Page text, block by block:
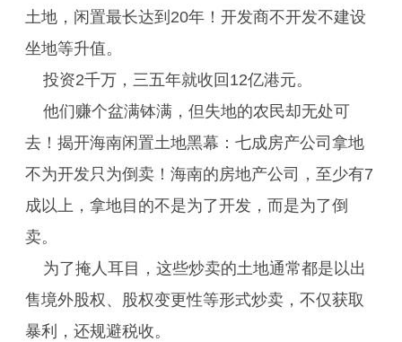
土地，闲置最长达到20年！开发商不开发不建设
坐地等升值。
投资2千万，三五年就收回12亿港元。
他们赚个盆满钵满，但失地的农民却无处可
去！揭开海南闲置土地黑幕：七成房产公司拿地
不为开发只为倒卖！海南的房地产公司，至少有7
成以上，拿地目的不是为了开发，而是为了倒
卖。
为了掩人耳目，这些炒卖的土地通常都是以出
售境外股权、股权变更性等形式炒卖，不仅获取
暴利，还规避税收。